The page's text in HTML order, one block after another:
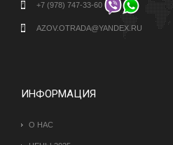
+7 (978) 747-33-60
AZOV.OTRADA@YANDEX.RU
ИНФОРМАЦИЯ
О НАС